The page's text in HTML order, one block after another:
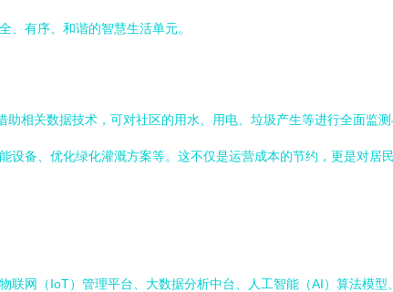
、有序、和谐的智慧生活单元。
相关数据技术，可对社区的用水、用电、垃圾产生等进行全面监
备、优化绿化灌溉方案等。这不仅是运营成本的节约，更是对居
联网（IoT）管理平台、大数据分析中台、人工智能（AI）算法模